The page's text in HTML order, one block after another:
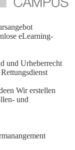
eLearning-
und Urheberrecht
Wir erstellen
und